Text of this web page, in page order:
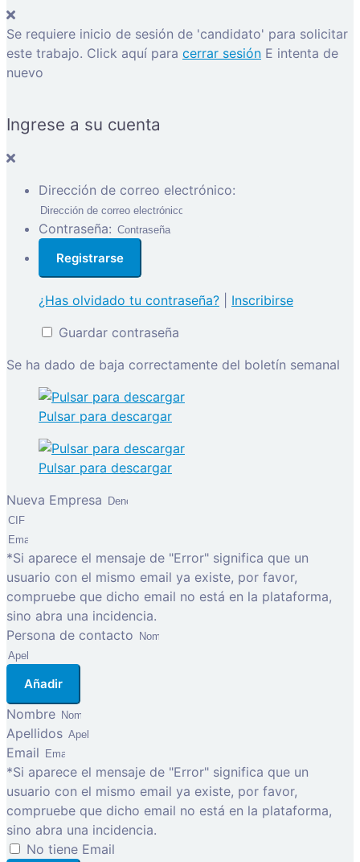
Se requiere inicio de sesión de 'candidato' para solicitar
este trabajo. Click aquí para cerrar sesión E intenta de
nuevo
Ingrese a su cuenta
Dirección de correo electrónico:
Contraseña:
¿Has olvidado tu contraseña?
Inscribirse
Guardar contraseña
Se ha dado de baja correctamente del boletín semanal
Pulsar para descargar
Pulsar para descargar
Nueva Empresa
*Si aparece el mensaje de "Error" significa que un
usuario con el mismo email ya existe, por favor,
compruebe que dicho email no está en la plataforma,
sino abra una incidencia.
Persona de contacto
Añadir
Nombre
Apellidos
Email
*Si aparece el mensaje de "Error" significa que un
usuario con el mismo email ya existe, por favor,
compruebe que dicho email no está en la plataforma,
sino abra una incidencia.
No tiene Email